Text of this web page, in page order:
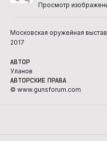
Просмотр
Московская оружейная
2017
АВТОР
Уланов
АВТОРСКИЕ ПРАВА
© www.gunsforum.com